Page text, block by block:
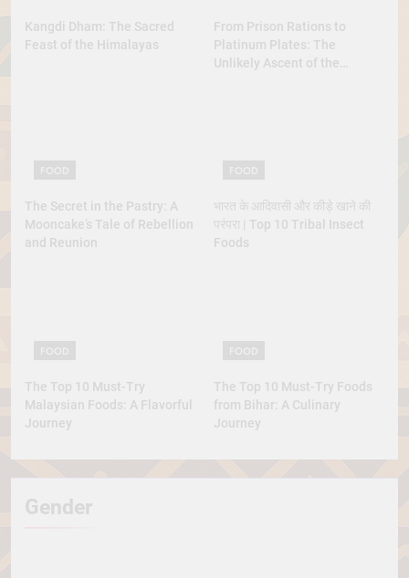
Kangdi Dham: The Sacred
Feast of the Himalayas
From Prison Rations to
Platinum Plates: The
Unlikely Ascent of the
The Secret in the Pastry: A
Mooncake’s Tale of Rebellion
and Reunion
भारत के आदिवासी और कीड़े खाने की
परंपरा | Top 10 Tribal Insect
Foods
The Top 10 Must-Try
Malaysian Foods: A Flavorful
Journey
The Top 10 Must-Try Foods
from Bihar: A Culinary
Journey
Gender